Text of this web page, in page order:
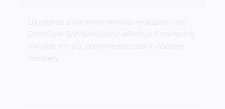
La replica asincrona remota realizzata con
DataCore SANsymphony effettua il mirroring
dei dati tra siti, garantendo così il disaster
recovery